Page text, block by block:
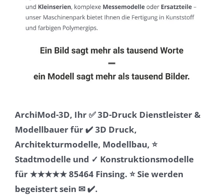
ArchiMod-3D, Ihr ✅ 3D-Druck Dienstleister &
Modellbauer für ✔️ 3D Druck,
Architekturmodelle, Modellbau, ⭐
Stadtmodelle und ✓ Konstruktionsmodelle
für ★★★★★ 85464 Finsing. ⭐ Sie werden
begeistert sein ✉ ✔️.